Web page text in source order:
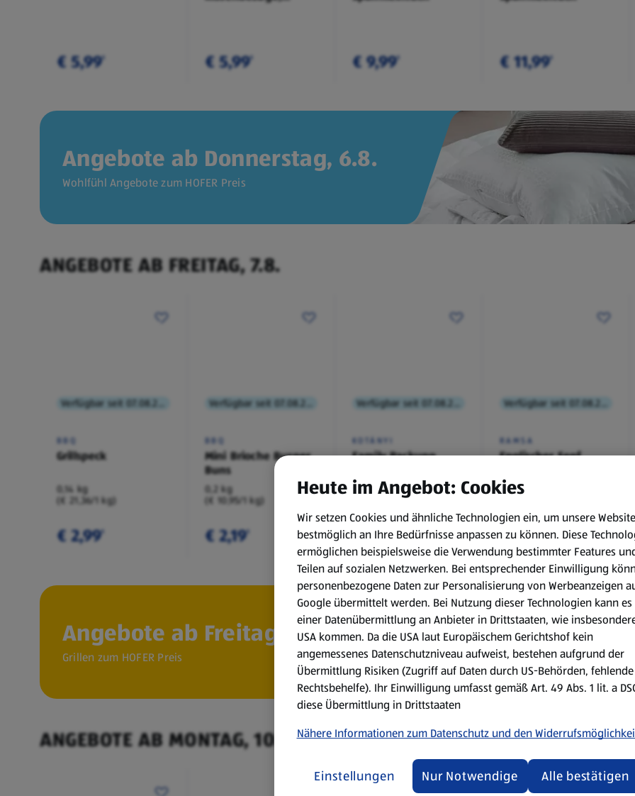
€ 5,99¹ € 5,99¹ € 9,99¹ € 11,99¹
Angebote ab Donnerstag, 6.8.
Wohlfühl Angebote zum HOFER Preis
ANGEBOTE AB FREITAG, 7.8.
BBQ
Grillspeck
0,14 kg
(€ 21,36/1 kg)
€ 2,99¹
BBQ
Mini Brioche Burger
Buns
0,2 kg
(€ 10,95/1 kg)
€ 2,19¹
KOTÁNYI
Family Packung,
Würzmischung
€ 2,49¹
RAMSA
Englischer Senf
0,1 kg
€ 0,99¹˒² € 1,29
Angebote ab Freitag, 7.8.
Grillen zum HOFER Preis
ANGEBOTE AB MONTAG, 10.8.
Heute im Angebot: Cookies
Wir setzen Cookies und ähnliche Technologien ein, um unsere Website
bestmöglich an Ihre Bedürfnisse anpassen zu können. Diese
ermöglichen beispielsweise die Verwendung bestimmter Features
Teilen auf sozialen Netzwerken. Bei entsprechender Einwilligung
personenbezogene Daten zur Personalisierung von Werbeanzeigen
Google übermittelt werden. Bei Nutzung dieser Technologien kann es
einer Datenübermittlung an Anbieter in Drittstaaten, wie
USA kommen. Da die USA laut Europäischem Gerichtshof kein
angemessenes Datenschutzniveau aufweist, bestehen aufgrund der
Übermittlung Risiken (Zugriff auf Daten durch US-Behörden, fehlende
Rechtsbehelfe). Ihr Einwilligung umfasst gemäß Art. 49 Abs. 1 lit. a
diese Übermittlung in Drittstaaten
Nähere Informationen zum Datenschutz und den
Einstellungen Nur Notwendige Alle bestätigen